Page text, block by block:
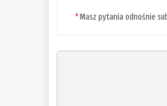
*Masz pytania odnośnie